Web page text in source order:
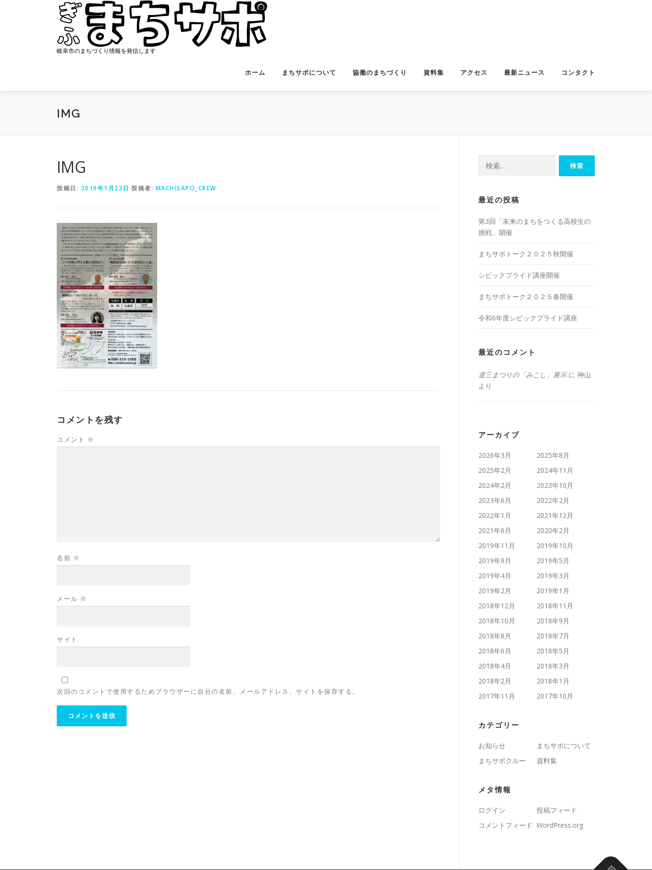
ッ
岐阜市のまちづくり情報を発信します
ホーム まちサポについて 協働のまちづくり 資料集 アクセス 最新ニュース コンタクト
IMG
IMG
投稿日: 2019年1月23日 投稿者: MACHISAPO_CREW
コメントを残す
コメント ※
名前 ※
メール ※
サイト
次回のコメントで使用するためブラウザーに自分の名前、メールアドレス、サイトを保存する。
最近の投稿
第3回「未来のまちをつくる高校生の
挑戦」開催
まちサポトーク２０２５秋開催
シビックプライド講座開催
まちサポトーク２０２５春開催
令和6年度シビックプライド講座
最近のコメント
道三まつりの「みこし」展示に 神山
より
アーカイブ
2026年3月
2025年8月
2025年2月
2024年11月
2024年2月
2023年10月
2023年6月
2022年2月
2022年1月
2021年12月
2021年6月
2020年2月
2019年11月
2019年10月
2019年9月
2019年5月
2019年4月
2019年3月
2019年2月
2019年1月
2018年12月
2018年11月
2018年10月
2018年9月
2018年8月
2018年7月
2018年6月
2018年5月
2018年4月
2018年3月
2018年2月
2018年1月
2017年11月
2017年10月
カテゴリー
お知らせ
まちサポについて
まちサポクルー
資料集
メタ情報
ログイン
投稿フィード
コメントフィード WordPress.org